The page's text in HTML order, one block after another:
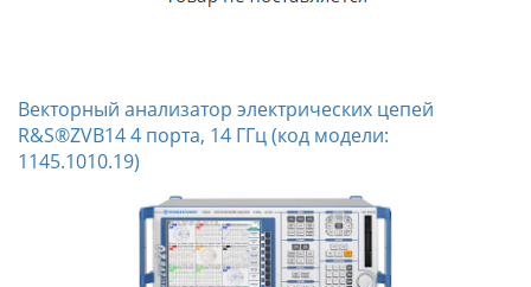
Векторный анализатор электрических цепей
R&S®ZVB14 4 порта, 14 ГГц (код модели:
1145.1010.19)